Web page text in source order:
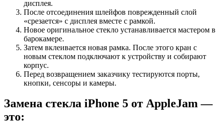
дисплея.
После отсоединения шлейфов поврежденный слой
«срезается» с дисплея вместе с рамкой.
Новое оригинальное стекло устанавливается мастером в
барокамере.
Затем вклеивается новая рамка. После этого кран с
новым стеклом подключают к устройству и собирают
корпус.
Перед возвращением заказчику тестируются порты,
кнопки, сенсоры и камеры.
Замена стекла iPhone 5 от AppleJam —
это: